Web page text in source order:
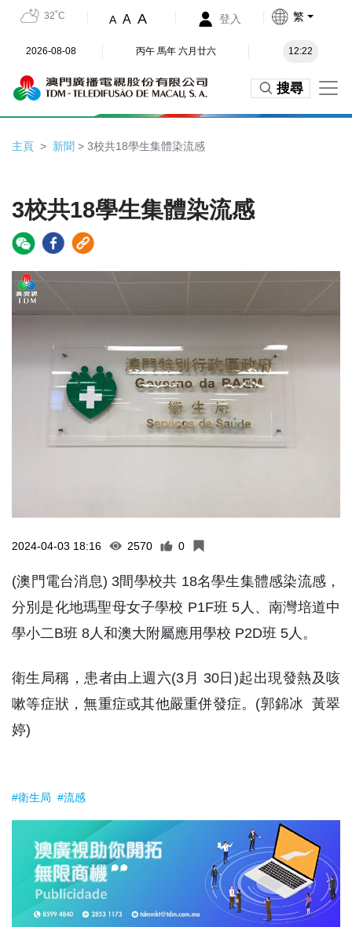
32˚C A A A 登入 繁
2026-08-08 丙午 馬年 六月廿六 12:22
搜尋
主頁 新聞 > 3校共18學生集體染流感
3校共18學生集體染流感
2024-04-03 18:16 2570 0
(澳門電台消息) 3間學校共 18名學生集體感染流感，
分別是化地瑪聖母女子學校 P1F班 5人、南灣培道中
學小二B班 8人和澳大附屬應用學校 P2D班 5人。
衛生局稱，患者由上週六(3月 30日)起出現發熱及咳
嗽等症狀，無重症或其他嚴重併發症。(郭錦冰 黃翠
婷)
#衛生局 #流感